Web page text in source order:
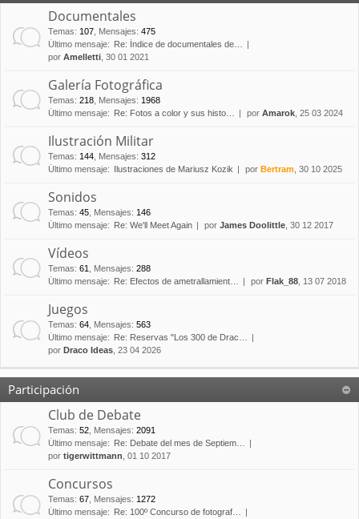
Documentales
Temas: 107 Mensajes: 475
Último mensaje:
Re: Índice de documentales de…
por Amelletti , 30 01 2021
Galería Fotográfica
Temas: 218 Mensajes: 1968
Último mensaje:
Re: Fotos a color y sus histo… por Amarok , 25 03 2024
Ilustración Militar
Temas: 144 Mensajes: 312
Último mensaje:
Ilustraciones de Mariusz Kozik por Bertram , 30 10 2025
Sonidos
Temas: 45 Mensajes: 146
Último mensaje:
Re: We'll Meet Again por James Doolittle , 30 12 2017
Vídeos
Temas: 61 Mensajes: 288
Último mensaje:
Re: Efectos de ametrallamient… por Flak_88 , 13 07 2018
Juegos
Temas: 64 Mensajes: 563
Último mensaje:
Re: Reservas "Los 300 de Drac…
por Draco Ideas , 23 04 2026
Participación
Club de Debate
Temas: 52 Mensajes: 2091
Último mensaje:
Re: Debate del mes de Septiem…
por tigerwittmann , 01 10 2017
Concursos
Temas: 67 Mensajes: 1272
Último mensaje:
Re: 100º Concurso de fotograf…